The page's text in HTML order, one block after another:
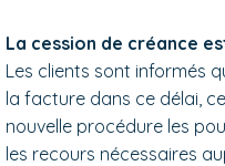
La cession de créance
Les clients sont informés
la facture dans ce délai,
nouvelle procédure les
les recours nécessaires